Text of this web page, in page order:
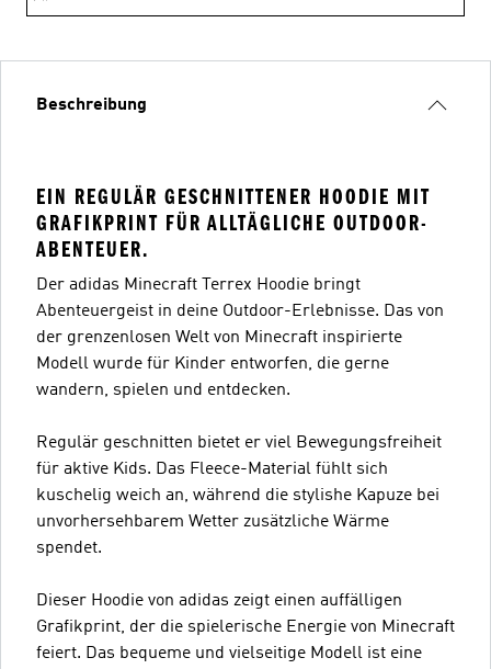
Beschreibung
EIN REGULÄR GESCHNITTENER HOODIE MIT
GRAFIKPRINT FÜR ALLTÄGLICHE OUTDOOR-
ABENTEUER.
Der adidas Minecraft Terrex Hoodie bringt
Abenteuergeist in deine Outdoor-Erlebnisse. Das von
der grenzenlosen Welt von Minecraft inspirierte
Modell wurde für Kinder entworfen, die gerne
wandern, spielen und entdecken.
Regulär geschnitten bietet er viel Bewegungsfreiheit
für aktive Kids. Das Fleece-Material fühlt sich
kuschelig weich an, während die stylishe Kapuze bei
unvorhersehbarem Wetter zusätzliche Wärme
spendet.
Dieser Hoodie von adidas zeigt einen auffälligen
Grafikprint, der die spielerische Energie von Minecraft
feiert. Das bequeme und vielseitige Modell ist eine